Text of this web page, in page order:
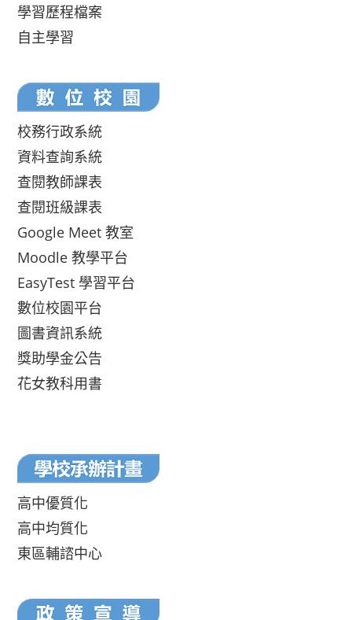
學習歷程檔案
自主學習
校務行政系統
資料查詢系統
查閱教師課表
查閱班級課表
Google Meet 教室
Moodle 教學平台
EasyTest 學習平台
數位校園平台
圖書資訊系統
獎助學金公告
花女教科用書
高中優質化
高中均質化
東區輔諮中心